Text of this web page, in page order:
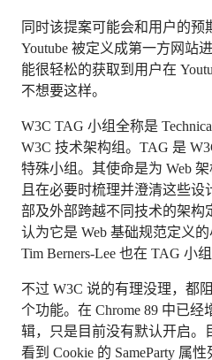
同时该提案可能会和用户的预
Youtube 被定义成第一方网站
能很轻松的获取到用户在
不想要这样。
W3C TAG 小组全称是
W3C 技术架构组。TAG 是
特殊小组。其使命是为 Web
且在必要时梳理并澄清这些设
部及外部跨越不同技术的架构
认为它是 Web 基础规范定义
Tim Berners-Lee 也在 TAG 小组
不过 W3C 说的有理没理，都
个功能。在 Chrome 89 中已经
辑，只是目前没有默认开启。
看到 Cookie 的 SameParty 属